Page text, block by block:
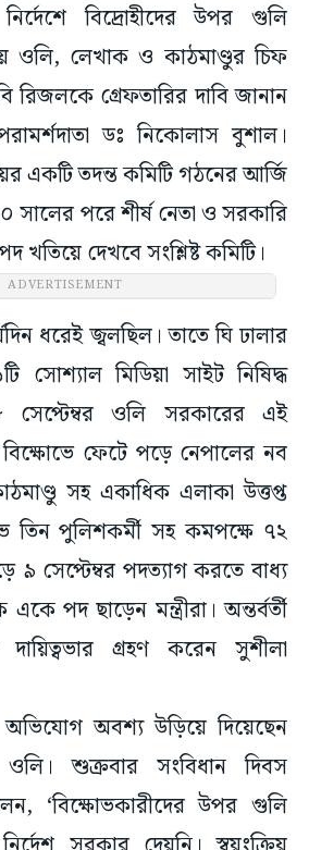
বিদ্রোহীদের উপর গুলি
ওলি, লেখাক ও কাঠমাণ্ডুর চিফ
রিজলকে গ্রেফতারির দাবি জানান
ডঃ নিকোলাস বুশাল।
একটি তদন্ত কমিটি গঠনের আর্জি
সালের পরে শীর্ষ নেতা ও সরকারি
দেখবে সংশ্লিষ্ট কমিটি।
ADVERTISEMENT
ধরেই জ্বলছিল। তাতে ঘি ঢালার
সোশ্যাল মিডিয়া সাইট নিষিদ্ধ
সেপ্টেম্বর ওলি সরকারের এই
ফেটে পড়ে নেপালের নব
সহ একাধিক এলাকা উত্তপ্ত
তিন পুলিশকর্মী সহ কমপক্ষে ৭২
সেপ্টেম্বর পদত্যাগ করতে বাধ্য
পদ ছাড়েন মন্ত্রীরা। অন্তর্বর্তী
দায়িত্বভার গ্রহণ করেন সুশীলা
অবশ্য উড়িয়ে দিয়েছেন
ওলি। শুক্রবার সংবিধান দিবস
‘বিক্ষোভকারীদের উপর গুলি